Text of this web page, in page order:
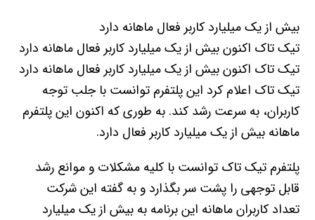
بیش از یک میلیارد کاربر فعال ماهانه دارد
تیک تاک اکنون بیش از یک میلیارد کاربر فعال ماهانه دارد
تیک تاک اکنون بیش از یک میلیارد کاربر فعال ماهانه دارد
تیک تاک اعلام کرد این پلتفرم توانست با جلب توجه
کاربران، به سرعت رشد کند. به طوری که اکنون این پلتفرم
ماهانه بیش از یک میلیارد کاربر فعال دارد.
پلتفرم تیک تاک توانست با کلیه مشکلات و موانع رشد
قابل توجهی را پشت سر بگذارد و به گفته این شرکت
تعداد کاربران ماهانه این برنامه به بیش از یک میلیارد